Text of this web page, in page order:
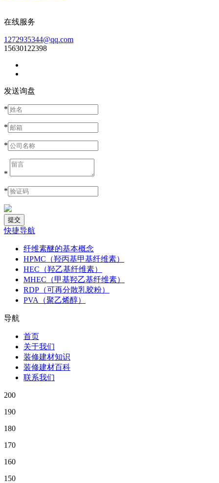
在线服务
1272935344@qq.com
15630122398
发送询盘
*
*
*
*
*
快捷导航
纤维素醚的基本概念
HPMC（羟丙基甲基纤维素）
HEC（羟乙基纤维素）
MHEC（甲基羟乙基纤维素）
RDP（可再分散乳胶粉）
PVA（聚乙烯醇）
导航
首页
关于我们
装修建材知识
装修建材百科
联系我们
200
190
180
170
160
150